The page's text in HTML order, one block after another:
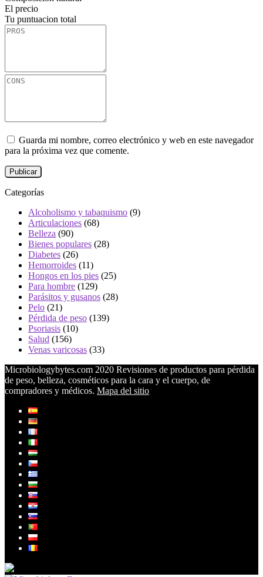
El precio
Tu puntuacion total
Guarda mi nombre, correo electrónico y web en este navegador
para la próxima vez que comente.
Categorías
Alcoholismo y tabaquismo (9)
Articulaciones (68)
Belleza (90)
Bienes populares (28)
Diabetes (26)
Hemorroides (11)
Hongos en los pies (25)
Para hombre (129)
Parásitos y gusanos (28)
Pelo (21)
Pérdida de peso (139)
Psoriasis (10)
Salud (156)
Venas varicosas (33)
Microbiologybytes.com 2020 Revisiones de productos para pérdida
de peso, belleza, cosméticos para la cara y el cuerpo, de
compradores y médicos. Mapa del sitio